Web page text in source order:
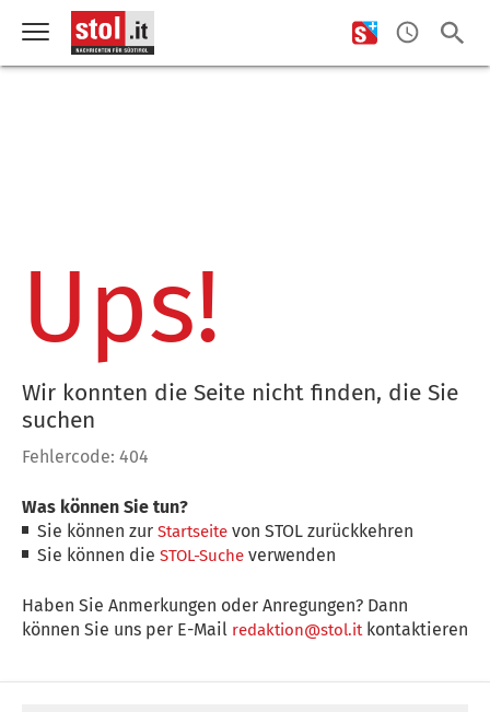
Ups!
Wir konnten die Seite nicht finden, die Sie
suchen
Fehlercode: 404
Was können Sie tun?
Sie können zurStartseite von STOL zurückkehren
Sie können dieSTOL-Suche verwenden
Haben Sie Anmerkungen oder Anregungen? Dann
können Sie uns per E-Mail redaktion@stol.itkontaktieren